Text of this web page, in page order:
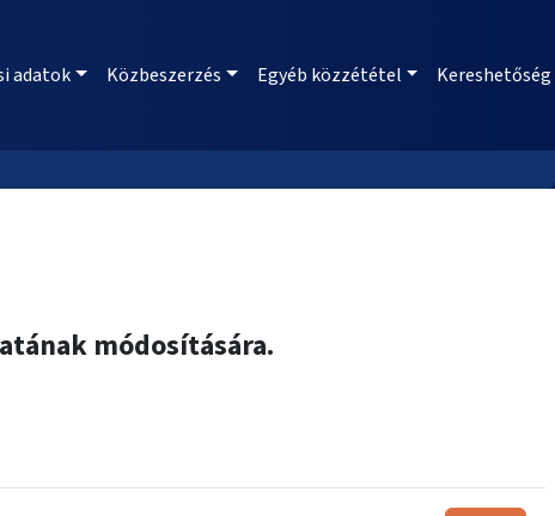
adatok Közbeszerzés Egyéb közzététel Kereshetőség
módosítására.